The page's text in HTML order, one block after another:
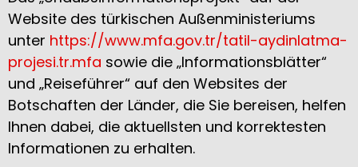
Website des türkischen Außenministeriums
unter https://www.mfa.gov.tr/tatil-aydinlatma-
projesi.tr.mfa sowie die „Informationsblätter“
und „Reiseführer“ auf den Websites der
Botschaften der Länder, die Sie bereisen, helfen
Ihnen dabei, die aktuellsten und korrektesten
Informationen zu erhalten.